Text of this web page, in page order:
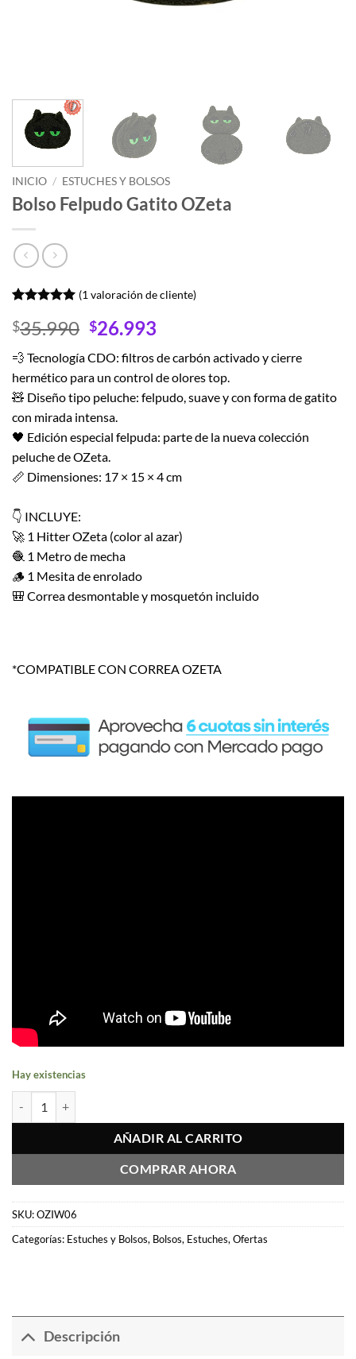
INICIO / ESTUCHES Y BOLSOS
Bolso Felpudo Gatito OZeta
con5 de 5
en base a
valoración
de un
cliente
(1 valoración de cliente)
$35.990 El
original
era:
$35.990.
$26.993
actual
es:
$26.993.
💨 Tecnología CDO: filtros de carbón activado y cierre
hermético para un control de olores top.
🧸 Diseño tipo peluche: felpudo, suave y con forma de gatito
con mirada intensa.
🖤 Edición especial felpuda: parte de la nueva colección
peluche de OZeta.
📏 Dimensiones: 17 × 15 × 4 cm
👇 INCLUYE:
🚀 1 Hitter OZeta (color al azar)
🧶 1 Metro de mecha
🪵 1 Mesita de enrolado
🎒 Correa desmontable y mosquetón incluido
*COMPATIBLE CON CORREA OZETA
Hay existencias
AÑADIR AL CARRITO
COMPRAR AHORA
SKU:OZIW06
Categorías: Estuches y Bolsos, Bolsos, Estuches, Ofertas
Descripción